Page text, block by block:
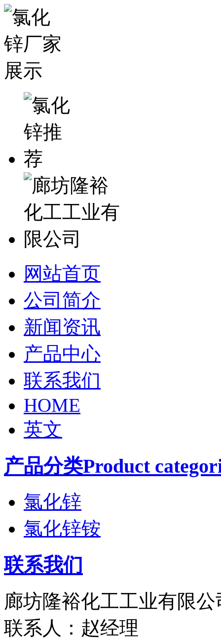
网站首页
公司简介
新闻资讯
产品中心
联系我们
HOME
英文
产品分类Product
氯化锌
氯化锌铵
联系我们
廊坊隆裕化工工业有限公
联系人：赵经理